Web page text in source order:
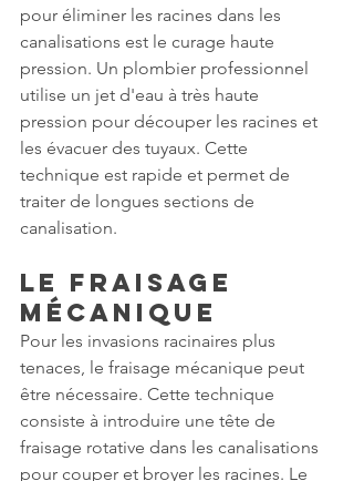
pour éliminer les racines dans les
canalisations est le curage haute
pression. Un plombier professionnel
utilise un jet d'eau à très haute
pression pour découper les racines et
les évacuer des tuyaux. Cette
technique est rapide et permet de
traiter de longues sections de
canalisation.
Le fraisage
mécanique
Pour les invasions racinaires plus
tenaces, le fraisage mécanique peut
être nécessaire. Cette technique
consiste à introduire une tête de
fraisage rotative dans les canalisations
pour couper et broyer les racines. Le